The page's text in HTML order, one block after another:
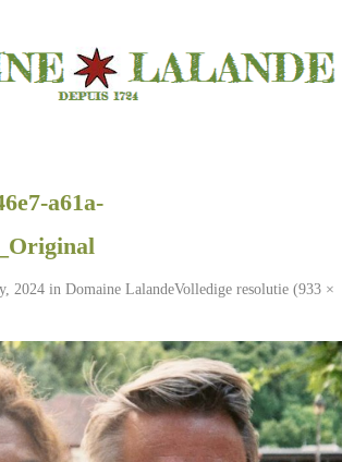
a61a-
2024 in Domaine LalandeVolledige resolutie (933 ×